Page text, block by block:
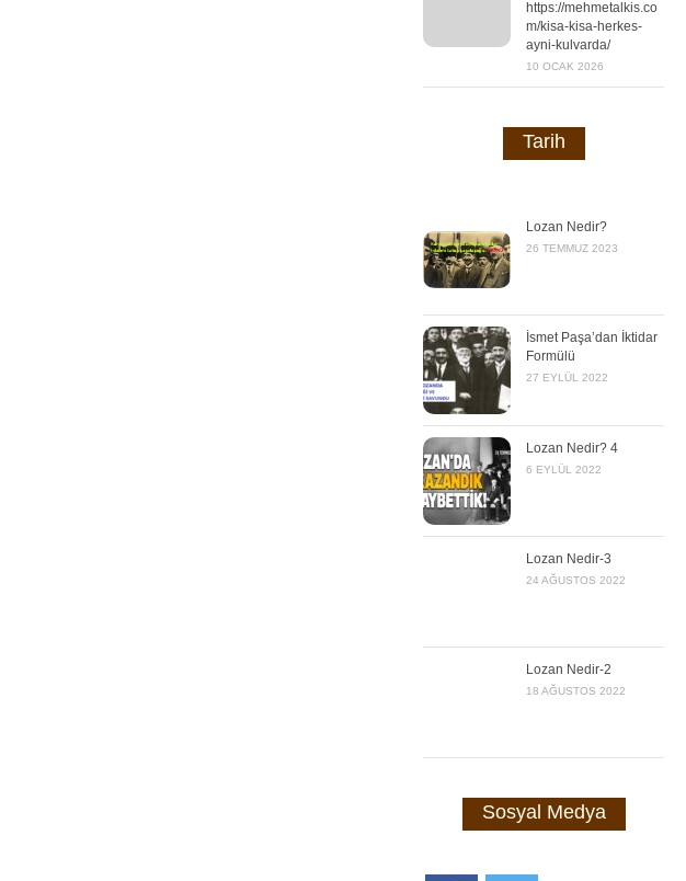
https://mehmetalkis.co
m/kisa-kisa-herkes-
ayni-kulvarda/
10 OCAK 2026
Tarih
Lozan Nedir?
26 TEMMUZ 2023
İsmet Paşa’dan İktidar
Formülü
27 EYLÜL 2022
Lozan Nedir? 4
6 EYLÜL 2022
Lozan Nedir-3
24 AĞUSTOS 2022
Lozan Nedir-2
18 AĞUSTOS 2022
Sosyal Medya